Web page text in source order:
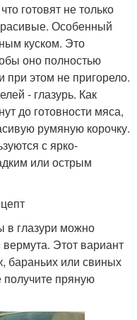
готовят не только
Особенный
куском. Это
оно полностью
при этом не пригорело.
- глазурь. Как
до готовности мяса,
румяную корочку.
с ярко-
или острым
в глазури можно
Этот вариант
бараньих или свиных
пряную